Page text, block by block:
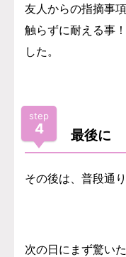
友人からの指摘事
触らずに耐える事
した。
step
4 最後に
その後は、普段通
次の日にまず驚い